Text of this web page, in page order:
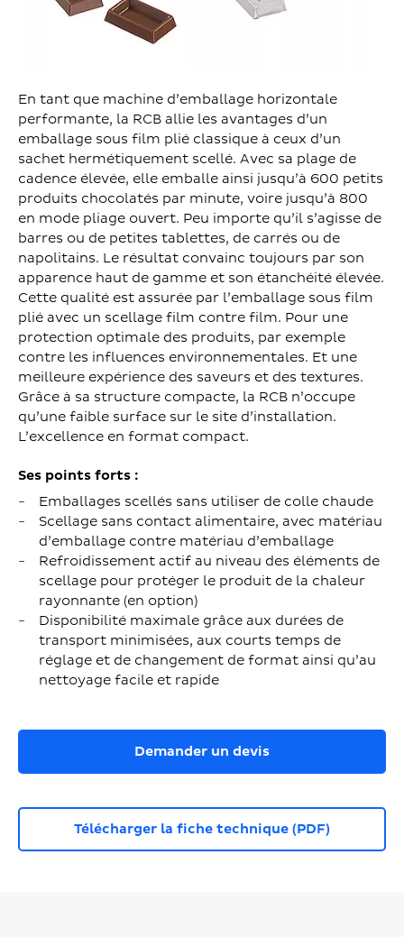
En tant que machine d’emballage horizontale
performante, la RCB allie les avantages d’un
emballage sous film plié classique à ceux d’un
sachet hermétiquement scellé. Avec sa plage de
cadence élevée, elle emballe ainsi jusqu’à 600 petits
produits chocolatés par minute, voire jusqu’à 800
en mode pliage ouvert. Peu importe qu’il s’agisse de
barres ou de petites tablettes, de carrés ou de
napolitains. Le résultat convainc toujours par son
apparence haut de gamme et son étanchéité élevée.
Cette qualité est assurée par l’emballage sous film
plié avec un scellage film contre film. Pour une
protection optimale des produits, par exemple
contre les influences environnementales. Et une
meilleure expérience des saveurs et des textures.
Grâce à sa structure compacte, la RCB n’occupe
qu’une faible surface sur le site d’installation.
L’excellence en format compact.
Ses points forts :
Emballages scellés sans utiliser de colle chaude
Scellage sans contact alimentaire, avec matériau
d’emballage contre matériau d’emballage
Refroidissement actif au niveau des éléments de
scellage pour protéger le produit de la chaleur
rayonnante (en option)
Disponibilité maximale grâce aux durées de
transport minimisées, aux courts temps de
réglage et de changement de format ainsi qu’au
nettoyage facile et rapide
Demander un devis
Télécharger la fiche technique (PDF)